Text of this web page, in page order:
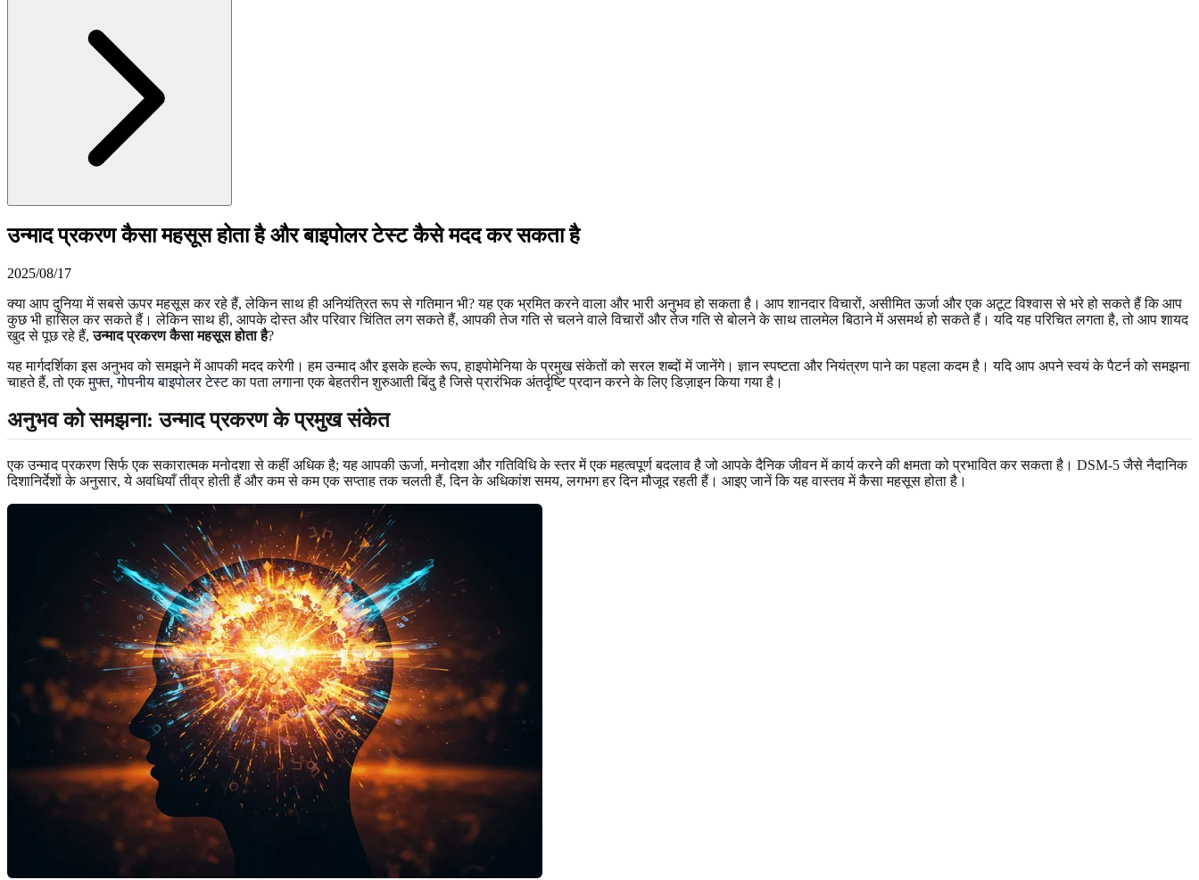
उन्माद प्रकरण कैसा महसूस होता है और बाइपोलर टेस्ट कैसे मदद कर सकता है
2025/08/17
क्या आप दुनिया में सबसे ऊपर महसूस कर रहे हैं, लेकिन साथ ही अनियंत्रित रूप से गतिमान भी? यह एक भ्रमित करने वाला और भारी अनुभव हो सकता है। आप शानदार विचारों, असीमित ऊर्जा और एक अटूट विश्वास से भरे हो सकते हैं कि आप
कुछ भी हासिल कर सकते हैं। लेकिन साथ ही, आपके दोस्त और परिवार चिंतित लग सकते हैं, आपकी तेज गति से चलने वाले विचारों और तेज गति से बोलने के साथ तालमेल बिठाने में असमर्थ हो सकते हैं। यदि यह परिचित लगता है, तो आप शायद
खुद से पूछ रहे हैं,उन्माद प्रकरण कैसा महसूस होता है?
यह मार्गदर्शिका इस अनुभव को समझने में आपकी मदद करेगी। हम उन्माद और इसके हल्के रूप, हाइपोमेनिया के प्रमुख संकेतों को सरल शब्दों में जानेंगे। ज्ञान स्पष्टता और नियंत्रण पाने का पहला कदम है। यदि आप अपने स्वयं के पैटर्न को समझना
चाहते हैं, तो एकमुफ्त, गोपनीय बाइपोलर टेस्टका पता लगाना एक बेहतरीन शुरुआती बिंदु है जिसे प्रारंभिक अंतर्दृष्टि प्रदान करने के लिए डिज़ाइन किया गया है।
अनुभव को समझना: उन्माद प्रकरण के प्रमुख संकेत
एक उन्माद प्रकरण सिर्फ एक सकारात्मक मनोदशा से कहीं अधिक है; यह आपकी ऊर्जा, मनोदशा और गतिविधि के स्तर में एक महत्वपूर्ण बदलाव है जो आपके दैनिक जीवन में कार्य करने की क्षमता को प्रभावित कर सकता है। DSM-5 जैसे नैदानिक ​​
दिशानिर्देशों के अनुसार, ये अवधियाँ तीव्र होती हैं और कम से कम एक सप्ताह तक चलती हैं, दिन के अधिकांश समय, लगभग हर दिन मौजूद रहती हैं। आइए जानें कि यह वास्तव में कैसा महसूस होता है।